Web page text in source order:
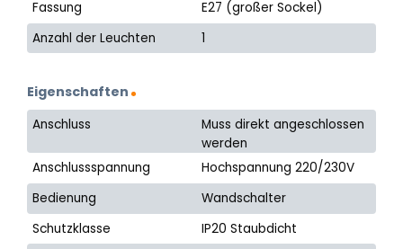
Fassung
E27 (großer Sockel)
Anzahl der Leuchten
1
Eigenschaften
Anschluss
Muss direkt angeschlossen
werden
Anschlussspannung
Hochspannung 220/230V
Bedienung
Wandschalter
Schutzklasse
IP20 Staubdicht